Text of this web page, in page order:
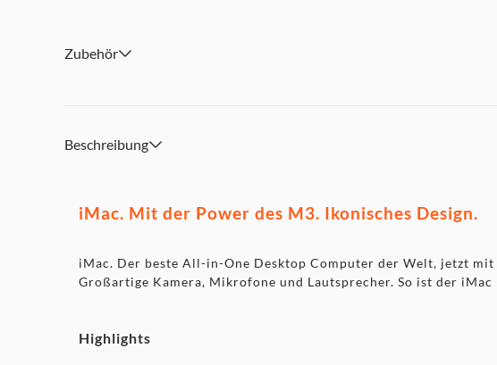
Zubehör
Beschreibung
iMac. Mit der Power des M3. Ikonisches Design.
iMac. Der beste All-in-One Desktop Computer der Welt, jetzt
Großartige Kamera, Mikrofone und Lautsprecher. So ist der
Highlights